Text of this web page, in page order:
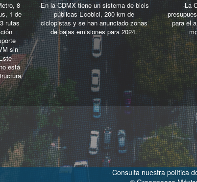
8
1 de
rutas
sin
está
-En la CDMX tiene un sistema de bicis
públicas Ecobici, 200 km de
ciclopistas y se han anunciado zonas
de bajas emisiones para 2024.
-La
para el
Consulta nuestra política